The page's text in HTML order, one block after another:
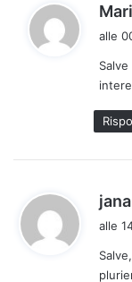
alle
alle